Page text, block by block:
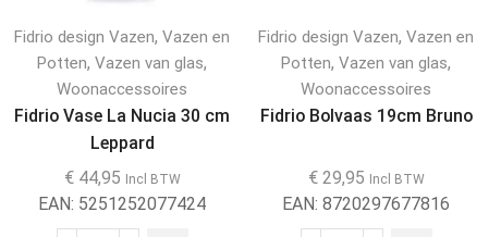
Fidrio design Vazen, Vazen en
Potten, Vazen van glas,
Woonaccessoires
Fidrio Vase La Nucia 30 cm
Leppard
€44,95 Incl BTW
EAN: 5251252077424
Fidrio design Vazen, Vazen en
Potten, Vazen van glas,
Woonaccessoires
Fidrio Bolvaas 19cm Bruno
€29,95 Incl BTW
EAN: 8720297677816